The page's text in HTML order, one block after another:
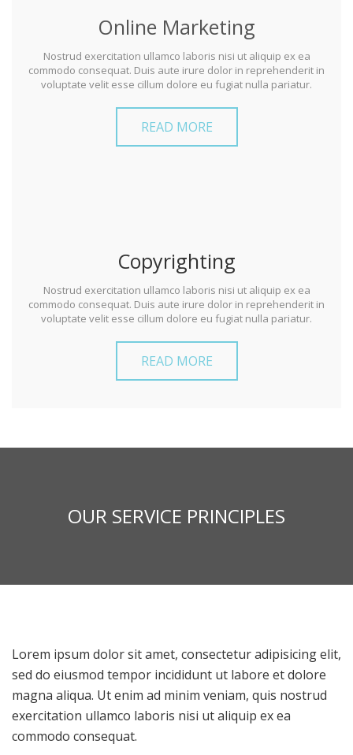
Online Marketing
Nostrud exercitation ullamco laboris nisi ut aliquip ex ea
commodo consequat. Duis aute irure dolor in reprehenderit in
voluptate velit esse cillum dolore eu fugiat nulla pariatur.
READ MORE
Copyrighting
Nostrud exercitation ullamco laboris nisi ut aliquip ex ea
commodo consequat. Duis aute irure dolor in reprehenderit in
voluptate velit esse cillum dolore eu fugiat nulla pariatur.
READ MORE
OUR SERVICE PRINCIPLES
Lorem ipsum dolor sit amet, consectetur adipisicing elit,
sed do eiusmod tempor incididunt ut labore et dolore
magna aliqua. Ut enim ad minim veniam, quis nostrud
exercitation ullamco laboris nisi ut aliquip ex ea
commodo consequat.